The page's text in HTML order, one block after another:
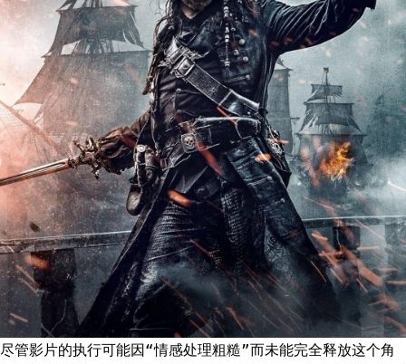
尽管影片的执行可能因“情感处理粗糙”而未能完全释放这个角